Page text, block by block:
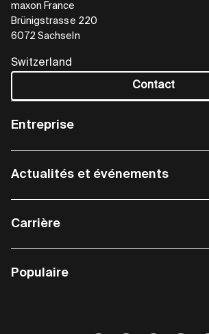
maxon France
Brünigstrasse 220
6072 Sachseln
Switzerland
Contact
Entreprise
Actualités et événements
Carrière
Populaire